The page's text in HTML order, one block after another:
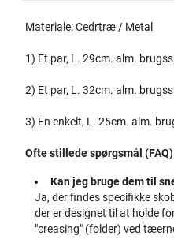
Materiale: Cedrtræ / Metal
1) Et par, L. 29cm. alm.
2) Et par, L. 32cm. alm.
3) En enkelt, L. 25cm. alm.
Ofte stillede spørgsmål (FAQ)
Kan jeg bruge dem til
Ja, der findes specifikke
der er designet til at holde
"creasing" (folder) ved